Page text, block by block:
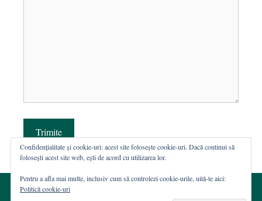
Trimite
Confidențialitate și cookie-uri: acest site folosește cookie-uri. Dacă continui să
folosești acest site web, ești de acord cu utilizarea lor.
Pentru a afla mai multe, inclusiv cum să controlezi cookie-urile, uită-te aici:
Politică cookie-uri